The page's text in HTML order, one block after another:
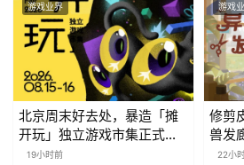
中
文
中
国
)
游戏业界
北京周末好去处，暴造「摊
开玩」独立游戏市集正式开
票！
19小时前
游戏
修剪
兽发
免费
22小